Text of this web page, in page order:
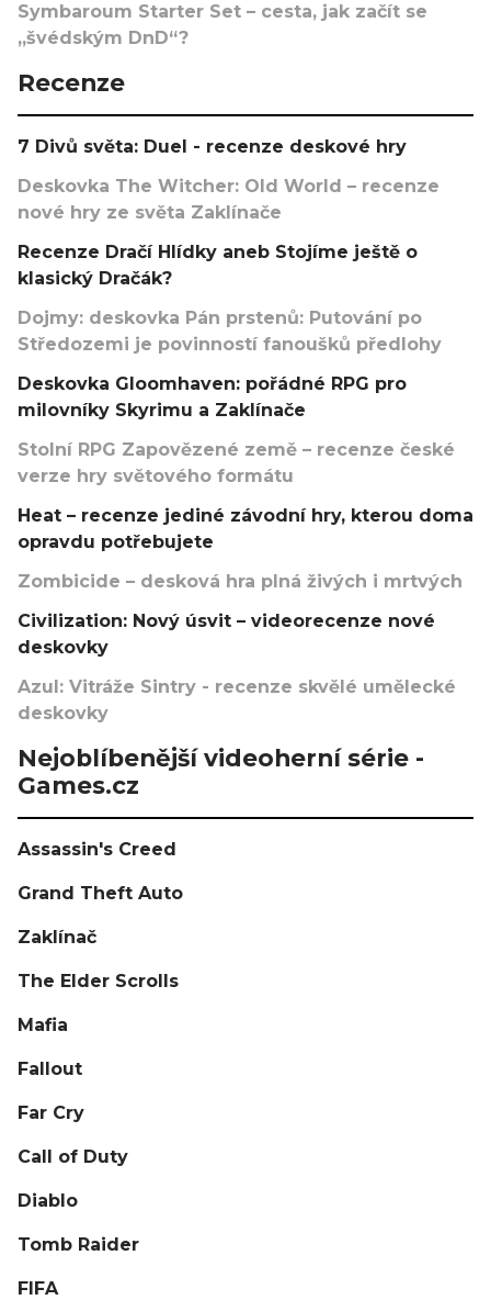
Symbaroum Starter Set – cesta, jak začít se
„švédským DnD“?
Recenze
7 Divů světa: Duel - recenze deskové hry
Deskovka The Witcher: Old World – recenze
nové hry ze světa Zaklínače
Recenze Dračí Hlídky aneb Stojíme ještě o
klasický Dračák?
Dojmy: deskovka Pán prstenů: Putování po
Středozemi je povinností fanoušků předlohy
Deskovka Gloomhaven: pořádné RPG pro
milovníky Skyrimu a Zaklínače
Stolní RPG Zapovězené země – recenze české
verze hry světového formátu
Heat – recenze jediné závodní hry, kterou doma
opravdu potřebujete
Zombicide – desková hra plná živých i mrtvých
Civilization: Nový úsvit – videorecenze nové
deskovky
Azul: Vitráže Sintry - recenze skvělé umělecké
deskovky
Nejoblíbenější videoherní série -
Games.cz
Assassin's Creed
Grand Theft Auto
Zaklínač
The Elder Scrolls
Mafia
Fallout
Far Cry
Call of Duty
Diablo
Tomb Raider
FIFA